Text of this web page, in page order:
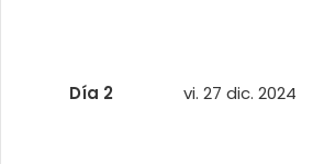
Día 2 vi. 27 dic. 2024